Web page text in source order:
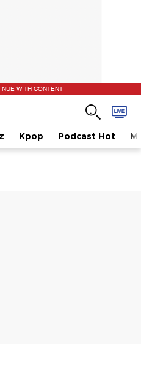
WITH CONTENT
Kpop Podcast Hot